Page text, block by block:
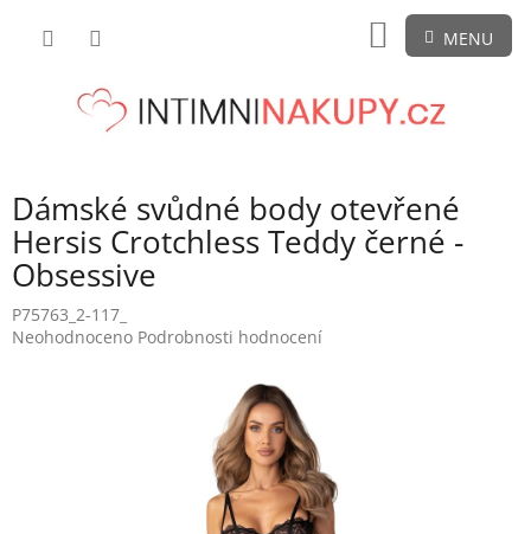
NÁKUPNÍ
KOŠÍK
Dámské svůdné body otevřené
Hersis Crotchless Teddy černé -
Obsessive
P75763_2-117_
Průměrné
Neohodnoceno Podrobnosti hodnocení